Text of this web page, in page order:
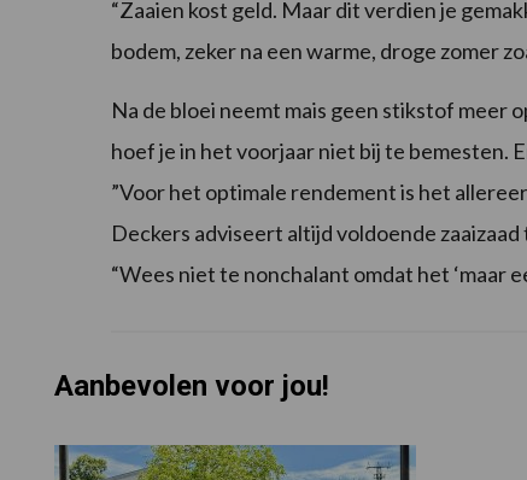
“Zaaien kost geld. Maar dit verdien je
bodem, zeker na een warme, droge zomer
Na de bloei neemt mais geen stikstof meer
hoef je in het voorjaar niet bij te bemesten.
”Voor het optimale rendement is het
Deckers adviseert altijd voldoende
“Wees niet te nonchalant omdat het ‘maar
Aanbevolen voor jou!